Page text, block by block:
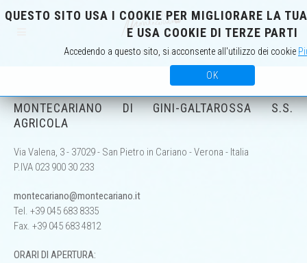
IT EN
MONTECARIANO DI GINI-GALTAROSSA S.S.
AGRICOLA
Via Valena, 3 - 37029 - San Pietro in Cariano - Verona - Italia
P.IVA 023 900 30 233
montecariano@montecariano.it
Tel. +39 045 683 8335
Fax. +39 045 683 4812
ORARI DI APERTURA:
QUESTO SITO USA I COOKIE PER MIGLIORARE LA
E USA COOKIE DI TERZE PARTI
Accedendo a questo sito, si acconsente all'utilizzo dei cookie
OK